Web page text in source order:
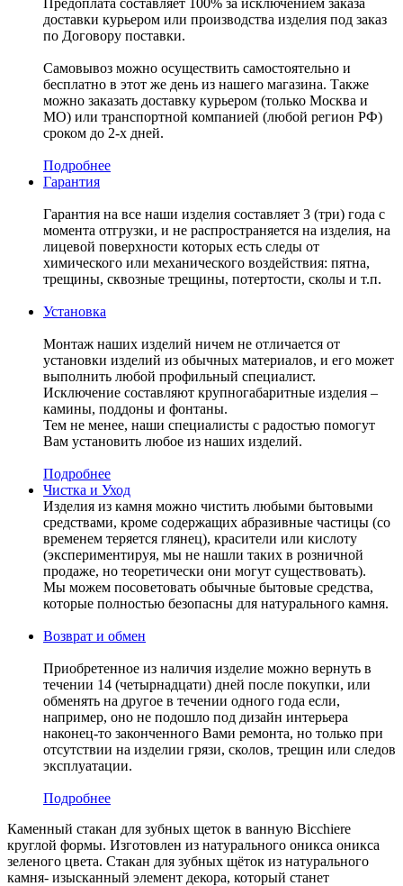
доставки курьером или производства изделия под заказ
по Договору поставки.
Самовывоз можно осуществить самостоятельно и
бесплатно в этот же день из нашего магазина. Также
можно заказать доставку курьером (только Москва и
МО) или транспортной компанией (любой регион РФ)
сроком до 2-х дней.
Подробнее
Гарантия
Гарантия на все наши изделия составляет 3 (три) года с
момента отгрузки, и не распространяется на изделия, на
лицевой поверхности которых есть следы от
химического или механического воздействия: пятна,
трещины, сквозные трещины, потертости, сколы и т.п.
Установка
Монтаж наших изделий ничем не отличается от
установки изделий из обычных материалов, и его может
выполнить любой профильный специалист.
Исключение составляют крупногабаритные изделия –
камины, поддоны и фонтаны.
Тем не менее, наши специалисты с радостью помогут
Вам установить любое из наших изделий.
Подробнее
Чистка и Уход
Изделия из камня можно чистить любыми бытовыми
средствами, кроме содержащих абразивные частицы (со
временем теряется глянец), красители или кислоту
(экспериментируя, мы не нашли таких в розничной
продаже, но теоретически они могут существовать).
Мы можем посоветовать обычные бытовые средства,
которые полностью безопасны для натурального камня.
Возврат и обмен
Приобретенное из наличия изделие можно вернуть в
течении 14 (четырнадцати) дней после покупки, или
обменять на другое в течении одного года если,
например, оно не подошло под дизайн интерьера
наконец-то законченного Вами ремонта, но только при
отсутствии на изделии грязи, сколов, трещин или следов
эксплуатации.
Подробнее
Каменный стакан для зубных щеток в ванную Bicchiere
круглой формы. Изготовлен из натурального оникса оникса
зеленого цвета. Стакан для зубных щёток из натурального
камня- изысканный элемент декора, который станет